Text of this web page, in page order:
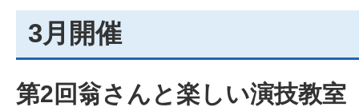
3月開催
第2回翁さんと楽しい演技教室